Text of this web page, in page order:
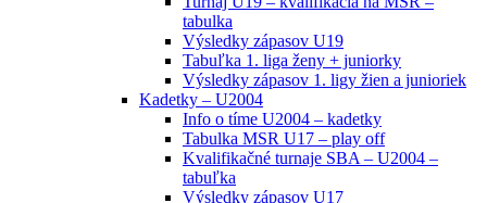
tabulka
Výsledky zápasov U19
Tabuľka 1. liga ženy + juniorky
Výsledky zápasov 1. ligy žien a junioriek
Kadetky – U2004
Info o tíme U2004 – kadetky
Tabulka MSR U17 – play off
Kvalifikačné turnaje SBA – U2004 –
tabuľka
Výsledky zápasov U17